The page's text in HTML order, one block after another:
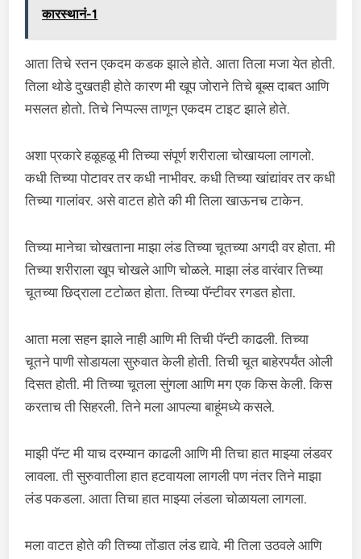
कारस्थानं-1
आता तिचे स्तन एकदम कडक झाले होते. आता तिला मजा येत होती.
तिला थोडे दुखतही होते कारण मी खूप जोराने तिचे बूब्स दाबत आणि
मसलत होतो. तिचे निप्पल्स ताणून एकदम टाइट झाले होते.
अशा प्रकारे हळूहळू मी तिच्या संपूर्ण शरीराला चोखायला लागलो.
कधी तिच्या पोटावर तर कधी नाभीवर. कधी तिच्या खांद्यांवर तर कधी
तिच्या गालांवर. असे वाटत होते की मी तिला खाऊनच टाकेन.
तिच्या मानेचा चोखताना माझा लंड तिच्या चूतच्या अगदी वर होता. मी
तिच्या शरीराला खूप चोखले आणि चोळले. माझा लंड वारंवार तिच्या
चूतच्या छिद्राला टटोळत होता. तिच्या पॅन्टीवर रगडत होता.
आता मला सहन झाले नाही आणि मी तिची पॅन्टी काढली. तिच्या
चूतने पाणी सोडायला सुरुवात केली होती. तिची चूत बाहेरपर्यंत ओली
दिसत होती. मी तिच्या चूतला सुंगला आणि मग एक किस केली. किस
करताच ती सिहरली. तिने मला आपल्या बाहूंमध्ये कसले.
माझी पॅन्ट मी याच दरम्यान काढली आणि मी तिचा हात माझ्या लंडवर
लावला. ती सुरुवातीला हात हटवायला लागली पण नंतर तिने माझा
लंड पकडला. आता तिचा हात माझ्या लंडला चोळायला लागला.
मला वाटत होते की तिच्या तोंडात लंड द्यावे. मी तिला उठवले आणि